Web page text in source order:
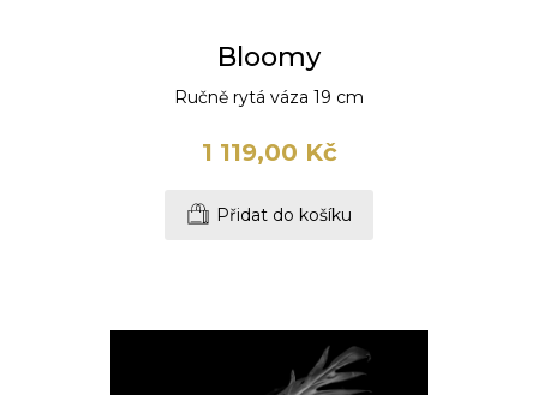
Bloomy
Ručně rytá váza 19 cm
1 119,00 Kč
Přidat do košíku